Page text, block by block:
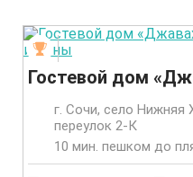
Гостевой дом
г. Сочи, село Нижняя
переулок 2-К
10 мин. пешком до